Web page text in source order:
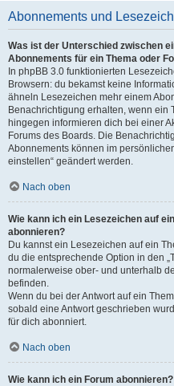
Abonnements und
Was ist der Unterschied zwischen
Abonnements für ein Thema oder
In phpBB 3.0 funktionierten
Browsern: du bekamst keine
ähneln Lesezeichen mehr einem
Benachrichtigung erhalten, wenn ein
hingegen informieren dich bei einer
Forums des Boards. Die
Abonnements können im
einstellen“ geändert werden.
Nach oben
Wie kann ich ein Lesezeichen auf
abonnieren?
Du kannst ein Lesezeichen auf ein
du die entsprechende Option in den
normalerweise ober- und unterhalb
befinden.
Wenn du bei der Antwort auf ein
sobald eine Antwort geschrieben
für dich abonniert.
Nach oben
Wie kann ich ein Forum abonnieren?